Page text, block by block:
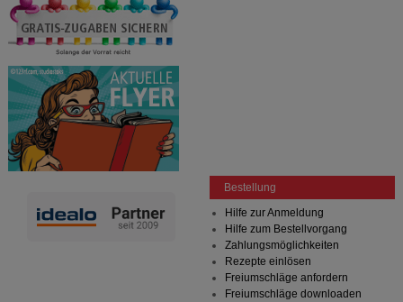
Bestellung
Hilfe zur Anmeldung
Hilfe zum Bestellvorgang
Zahlungsmöglichkeiten
Rezepte einlösen
Freiumschläge anfordern
Freiumschläge downloaden